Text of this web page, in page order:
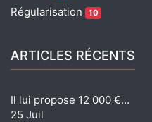
Régularisation 10
ARTICLES RÉCENTS
Il lui propose 12 000 €…
25 Juil